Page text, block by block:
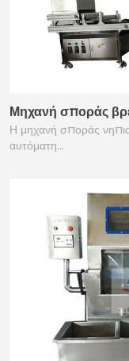
Μηχανή σποράς
Η μηχανή σποράς
αυτόματη…